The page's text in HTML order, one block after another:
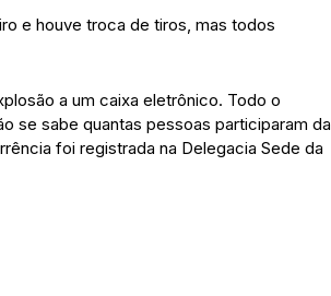
e houve troca de tiros, mas todos
a um caixa eletrônico. Todo o
se sabe quantas pessoas participaram da
foi registrada na Delegacia Sede da